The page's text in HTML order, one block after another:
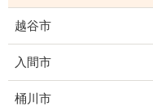
越谷市
入間市
桶川市